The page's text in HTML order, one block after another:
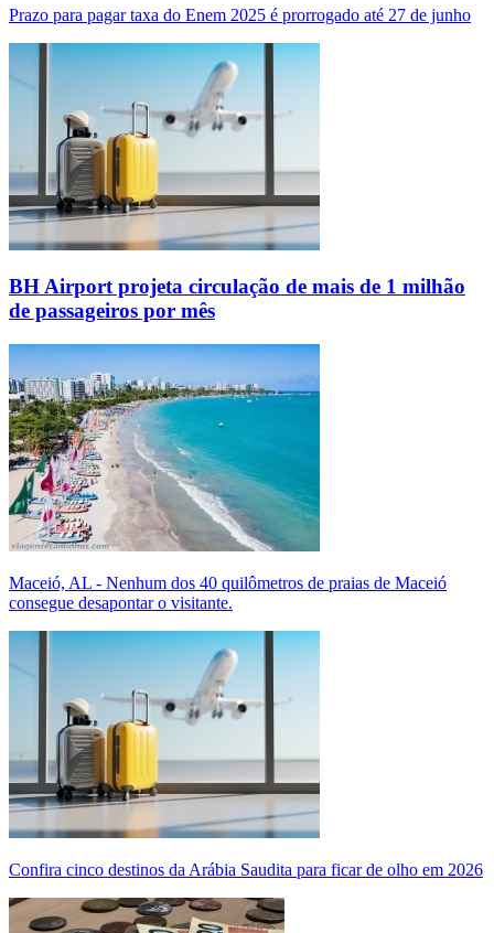
Prazo para pagar taxa do Enem 2025 é prorrogado até 27 de junho
BH Airport projeta circulação de mais de 1 milhão
de passageiros por mês
Maceió, AL - Nenhum dos 40 quilômetros de praias de Maceió
consegue desapontar o visitante.
Confira cinco destinos da Arábia Saudita para ficar de olho em 2026